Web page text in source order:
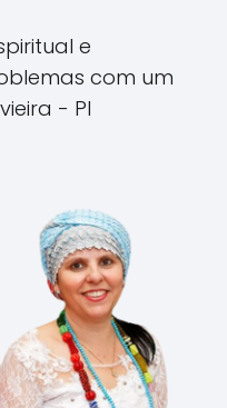
e
com um
- PI